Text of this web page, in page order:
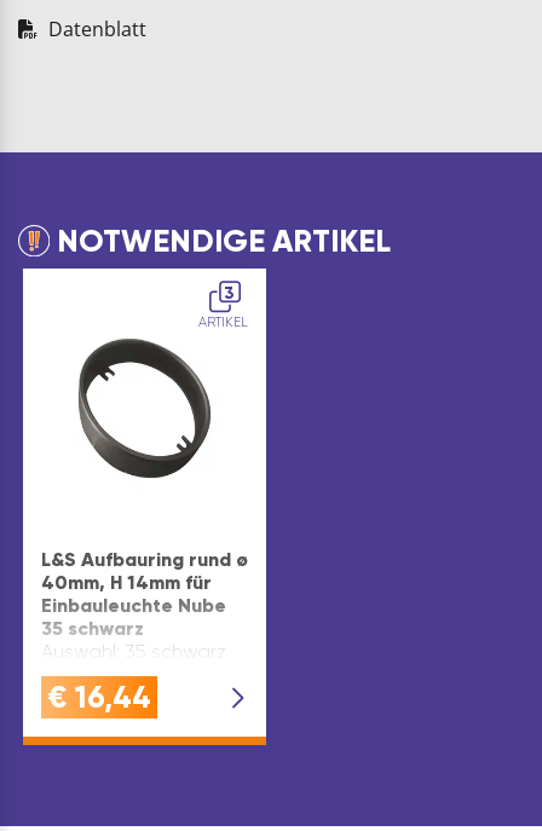
Datenblatt
NOTWENDIGE ARTIKEL
3
ARTIKEL
L&S Aufbauring rund ø
40mm, H 14mm für
Einbauleuchte Nube
35 schwarz
Auswahl: 35 schwarz
€ 16,44